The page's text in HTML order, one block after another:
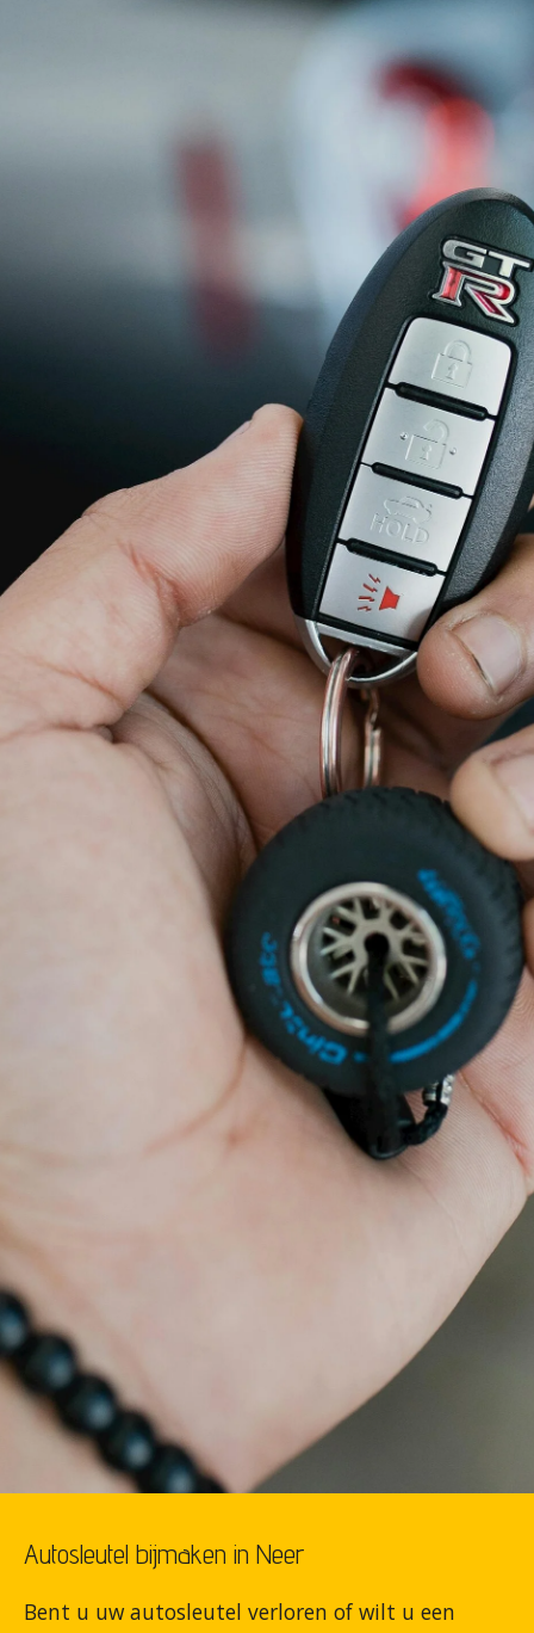
Autosleutel bijmaken in Neer
Bent u uw autosleutel verloren of wilt u een